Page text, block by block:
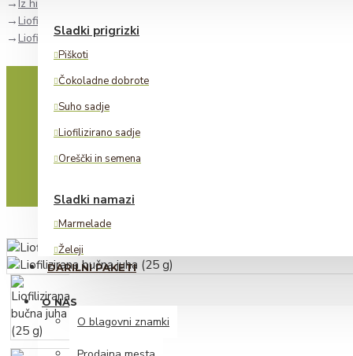
Sladki prigrizki
Piškoti
Čokoladne dobrote
Suho sadje
Liofilizirano sadje
Oreščki in semena
Sladki namazi
Marmelade
Želeji
Lešnikovi namazi
Alkoholne pijače
Žganje
DARILNI PAKETI
O NAS
O blagovni znamki
Iz hišne špajze
Liofilizirane juhe
Liofilizirana bučna juha (25 g)